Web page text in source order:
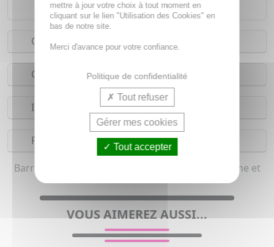
Conseils d'utilisation
Composition
Indications
Précautions
Barre hyperprotéinée et Avant l effort pour femme et
VOUS AIMEREZ AUSSI...
mettre à jour votre choix à tout moment en
cliquant sur le lien "Utilisation des Cookies" en
bas de notre site.
Merci d'avance pour votre confiance.
Politique de confidentialité
Tout refuser
Gérer mes cookies
Tout accepter